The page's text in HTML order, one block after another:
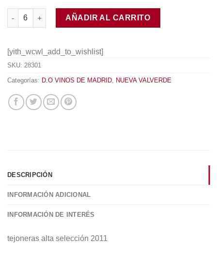
Tejoneras Alta Selección 2011 cantidad
AÑADIR AL CARRITO
[yith_wcwl_add_to_wishlist]
SKU: 28301
Categorías: D.O VINOS DE MADRID, NUEVA VALVERDE
DESCRIPCIÓN
INFORMACIÓN ADICIONAL
INFORMACIÓN DE INTERÉS
tejoneras alta selección 2011